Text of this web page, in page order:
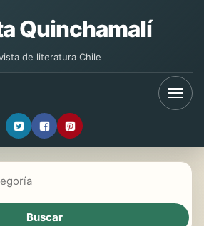
Quinchamalí
de literatura Chile